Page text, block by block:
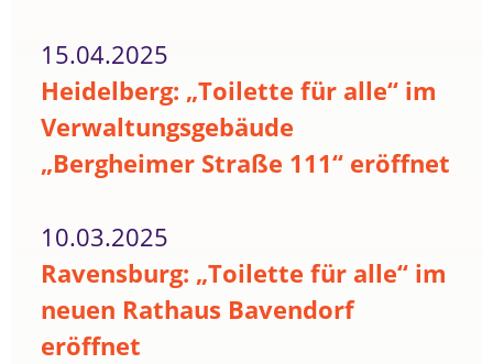
15.04.2025
Heidelberg: „Toilette für alle“ im
Verwaltungsgebäude
„Bergheimer Straße 111“ eröffnet
10.03.2025
Ravensburg: „Toilette für alle“ im
neuen Rathaus Bavendorf
eröffnet